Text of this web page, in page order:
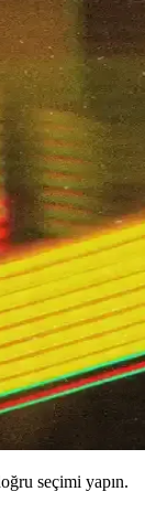
seçimi yapın.